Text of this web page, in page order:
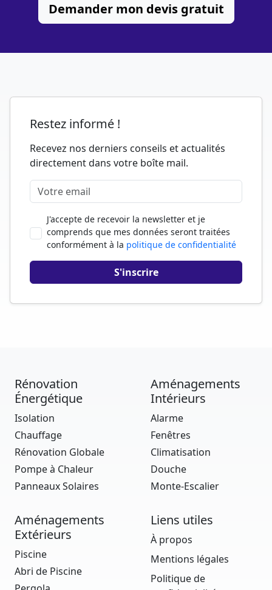
Demander mon devis gratuit
Restez informé !
Recevez nos derniers conseils et actualités
directement dans votre boîte mail.
J'accepte de recevoir la newsletter et je
comprends que mes données seront traitées
conformément à la politique de confidentialité
Rénovation
Énergétique
Isolation
Chauffage
Rénovation Globale
Pompe à Chaleur
Panneaux Solaires
Aménagements
Intérieurs
Alarme
Fenêtres
Climatisation
Douche
Monte-Escalier
Aménagements
Extérieurs
Piscine
Abri de Piscine
Liens utiles
À propos
Mentions légales
Politique de